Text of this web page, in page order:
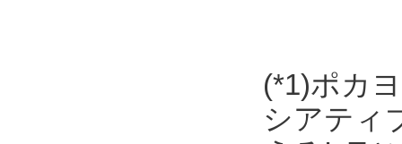
(*1)ポカ
シアティ